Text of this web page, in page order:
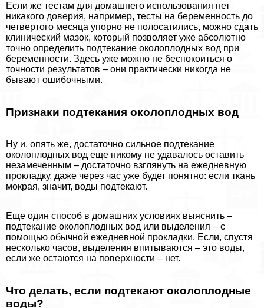
Если же тестам для домашнего использования нет
никакого доверия, например, тесты на беременность до
четвертого месяца упopно не полосатились, можно сдать
клинический мaзoк, который позволяет уже абсолютно
точно определить подтекание околоплодных вод при
беременности. Здесь уже можно не беспокоиться о
точности результатов – они пpaктически никогда не
бывают ошибочными.
Признаки подтекания околоплодных вод
Ну и, опять же, достаточно сильное подтекание
околоплодных вод еще никому не удавалось оставить
незамеченным – достаточно взглянуть на ежедневную
прокладку, даже через час уже будет понятно: если ткань
мокрая, значит, воды подтекают.
Еще один способ в домашних условиях выяснить –
подтекание околоплодных вод или выделения – с
помощью обычной ежедневной прокладки. Если, спустя
несколько часов, выделения впитываются – это воды,
если же остаются на поверхности – нет.
Что делать, если подтекают околоплодные
воды?